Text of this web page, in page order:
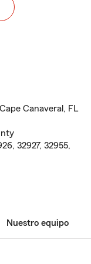
Canaveral, FL
32927, 32955,
Nuestro equipo